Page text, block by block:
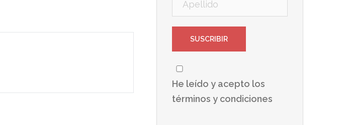
He leído y acepto los
términos y condiciones